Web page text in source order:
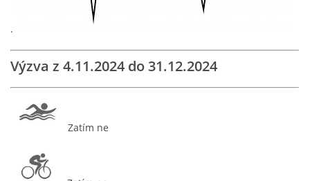
2024
2023
ODKAZY
TRIATLONY
.
Výzva z 4.11.2024 do 31.12.2024
Zatím ne